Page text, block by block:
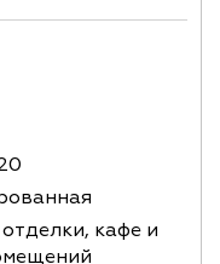
кафе и